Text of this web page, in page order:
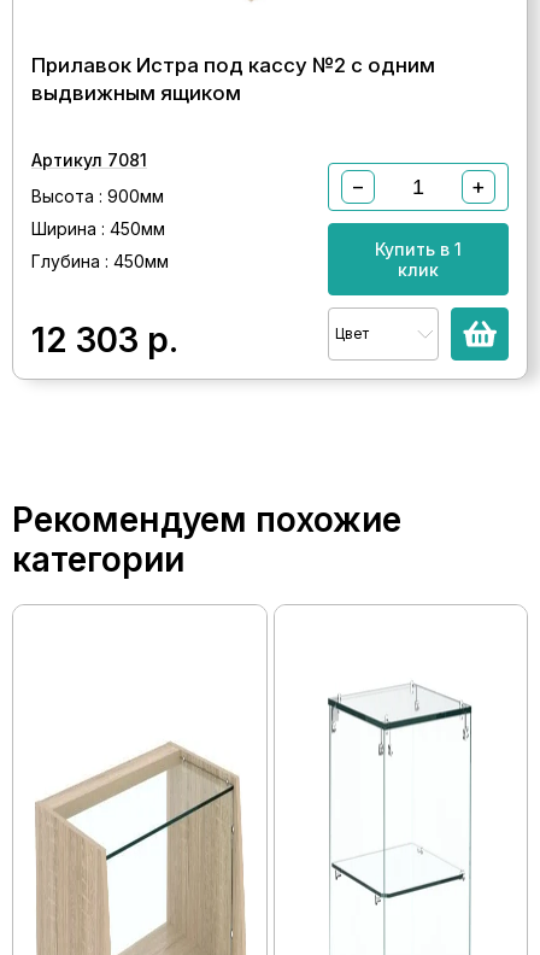
Прилавок Истра под кассу №2 с одним
выдвижным ящиком
Артикул 7081
Высота : 900мм
Ширина : 450мм
Глубина : 450мм
12 303 р.
− +
Купить в 1
клик
Цвет
Рекомендуем похожие
категории